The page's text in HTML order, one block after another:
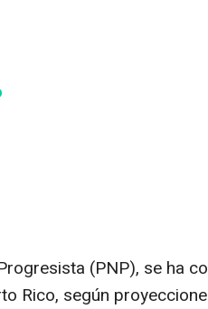
(PNP), se ha
Rico, según